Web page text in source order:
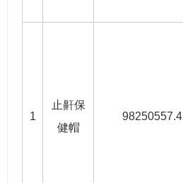
1
止鼾保
健帽
98250557.4